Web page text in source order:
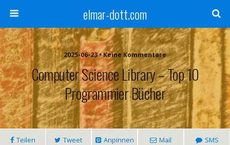
elmar-dott.com
2025-06-23 • Keine Kommentare
Computer Science Library – Top 10
Programmier Bücher
Teilen Tweet Anpinnen Mail SMS